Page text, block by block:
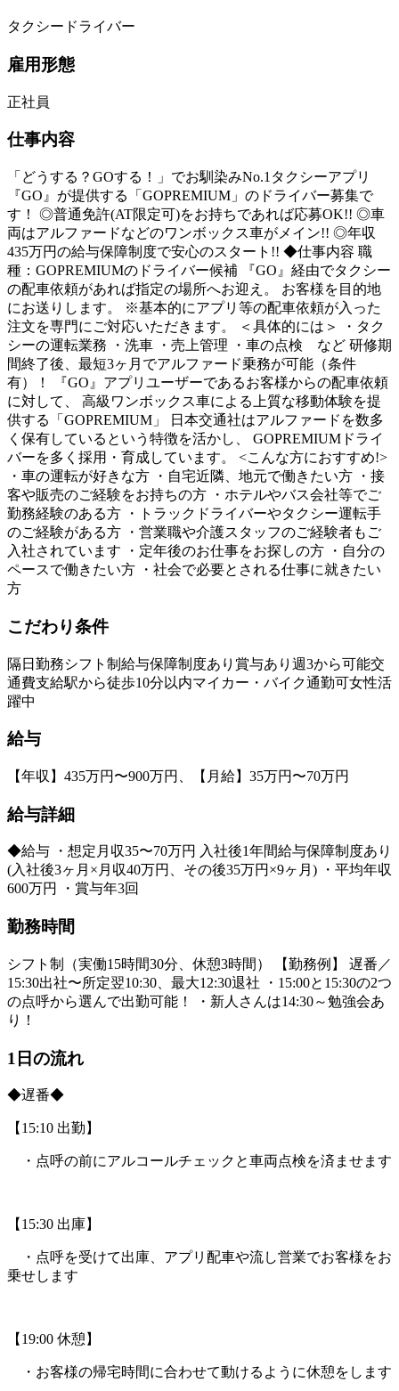
タクシードライバー
雇用形態
正社員
仕事内容
「どうする？GOする！」でお馴染みNo.1タクシーアプリ
『GO』が提供する「GOPREMIUM」のドライバー募集で
す！ ◎普通免許(AT限定可)をお持ちであれば応募OK!! ◎車
両はアルファードなどのワンボックス車がメイン!! ◎年収
435万円の給与保障制度で安心のスタート!! ◆仕事内容 職
種：GOPREMIUMのドライバー候補 『GO』経由でタクシー
の配車依頼があれば指定の場所へお迎え。 お客様を目的地
にお送りします。 ※基本的にアプリ等の配車依頼が入った
注文を専門にご対応いただきます。 ＜具体的には＞ ・タク
シーの運転業務 ・洗車 ・売上管理 ・車の点検 など 研修期
間終了後、最短3ヶ月でアルファード乗務が可能（条件
有）！ 『GO』アプリユーザーであるお客様からの配車依頼
に対して、 高級ワンボックス車による上質な移動体験を提
供する「GOPREMIUM」 日本交通社はアルファードを数多
く保有しているという特徴を活かし、 GOPREMIUMドライ
バーを多く採用・育成しています。 <こんな方におすすめ!>
・車の運転が好きな方 ・自宅近隣、地元で働きたい方 ・接
客や販売のご経験をお持ちの方 ・ホテルやバス会社等でご
勤務経験のある方 ・トラックドライバーやタクシー運転手
のご経験がある方 ・営業職や介護スタッフのご経験者もご
入社されています ・定年後のお仕事をお探しの方 ・自分の
ペースで働きたい方 ・社会で必要とされる仕事に就きたい
方
こだわり条件
隔日勤務シフト制 給与保障制度あり 賞与あり 週3から可能交
通費支給駅から徒歩10分以内マイカー・バイク通勤可女性活
躍中
給与
【年収】435万円〜900万円、【月給】35万円〜70万円
給与詳細
◆給与 ・想定月収35〜70万円 入社後1年間給与保障制度あり
(入社後3ヶ月×月収40万円、その後35万円×9ヶ月) ・平均年収
600万円 ・賞与年3回
勤務時間
シフト制（実働15時間30分、休憩3時間） 【勤務例】 遅番／
15:30出社〜所定翌10:30、最大12:30退社 ・15:00と15:30の2つ
の点呼から選んで出勤可能！ ・新人さんは14:30～勉強会あ
り！
1日の流れ
◆遅番◆
【15:10 出勤】
・点呼の前にアルコールチェックと車両点検を済ませます
【15:30 出庫】
・点呼を受けて出庫、アプリ配車や流し営業でお客様をお
乗せします
【19:00 休憩】
・お客様の帰宅時間に合わせて動けるように休憩をします